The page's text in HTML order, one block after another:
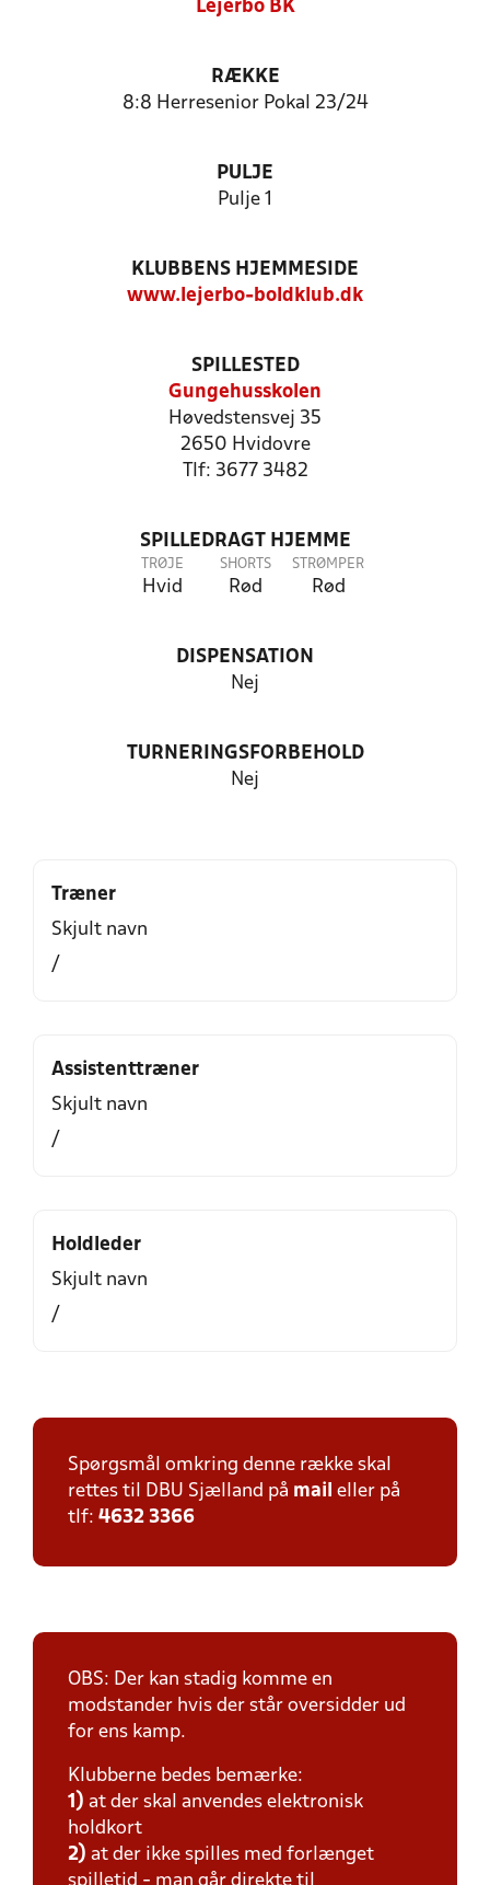
Lejerbo BK
RÆKKE
8:8 Herresenior Pokal 23/24
PULJE
Pulje 1
KLUBBENS HJEMMESIDE
www.lejerbo-boldklub.dk
SPILLESTED
Gungehusskolen
Høvedstensvej 35
2650 Hvidovre
Tlf: 3677 3482
SPILLEDRAGT HJEMME
TRØJE
Hvid
SHORTS
Rød
STRØMPER
Rød
DISPENSATION
Nej
TURNERINGSFORBEHOLD
Nej
Træner
Skjult navn
/
Assistenttræner
Skjult navn
/
Holdleder
Skjult navn
/
Spørgsmål omkring denne række skal
rettes til DBU Sjælland på mail eller på
tlf: 4632 3366
OBS: Der kan stadig komme en
modstander hvis der står oversidder ud
for ens kamp.
Klubberne bedes bemærke:
1) at der skal anvendes elektronisk
holdkort
2) at der ikke spilles med forlænget
spilletid - man går direkte til